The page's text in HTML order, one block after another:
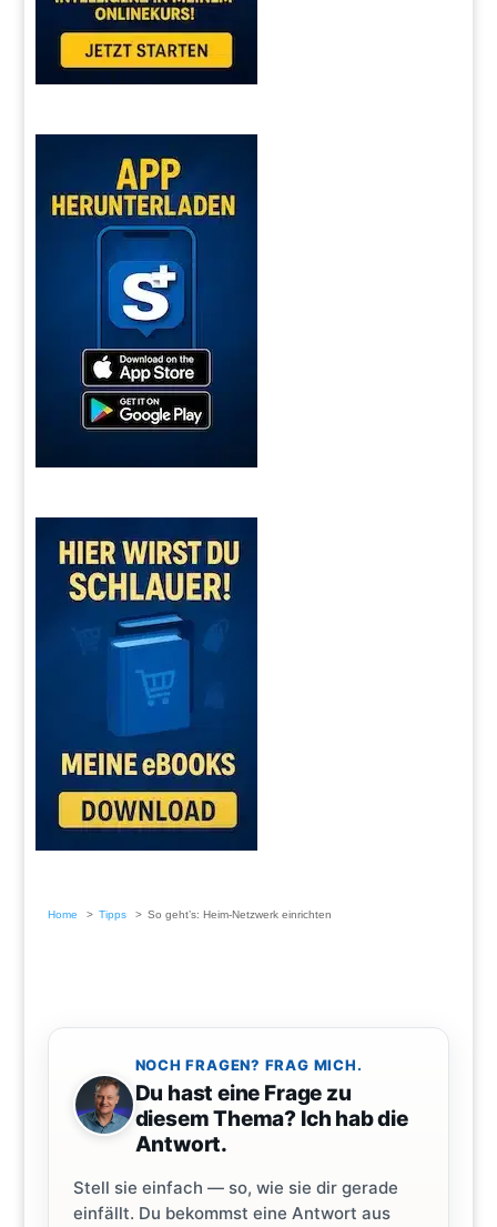
Home Tipps So geht’s: Heim-Netzwerk einrichten
NOCH FRAGEN? FRAG MICH.
Du hast eine Frage zu
diesem Thema? Ich hab die
Antwort.
Stell sie einfach — so, wie sie dir gerade
einfällt. Du bekommst eine Antwort aus